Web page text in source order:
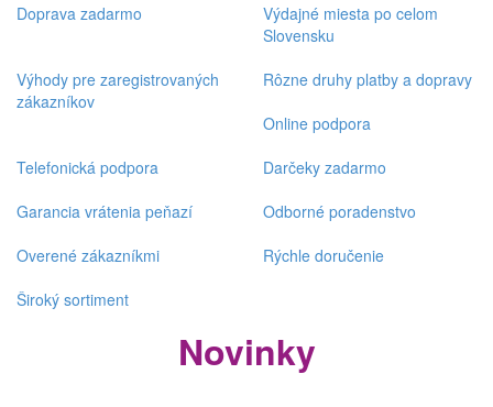
+
Doprava zadarmo
Výdajné miesta po celom
Slovensku
Výhody pre zaregistrovaných
zákazníkov
Rôzne druhy platby a dopravy
Online podpora
Telefonická podpora
Darčeky zadarmo
Garancia vrátenia peňazí
Odborné poradenstvo
Overené zákazníkmi
Rýchle doručenie
Široký sortiment
Novinky